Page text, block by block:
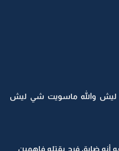
والله ماسويت شي ليش
أنه ضايق فرح بقتله فاهمين